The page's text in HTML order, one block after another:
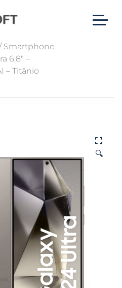
Smartphone
6,8″ –
– Titânio
🔍